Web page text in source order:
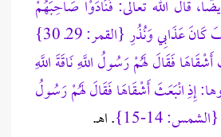
قال الله تعالى: فَنَادَوْا صَاحِبَهُمْ
فَتَعَاطَى فَعَقَرَ * فَكَيْفَ كَانَ عَذَابِي وَنُذُرِ {القمر: 29ـ 30}
فَقَالَ لَهُمْ رَسُولُ اللَّهِ نَاقَةَ اللَّهِ
إِذِ انْبَعَثَ أَشْقَاهَا فَقَالَ لَهُمْ رَسُولُ
14-15}
. اهـ.